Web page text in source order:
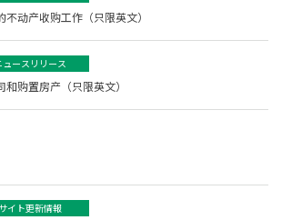
动产收购工作（只限英文）
ュースリリース
购置房产（只限英文）
サイト更新情報